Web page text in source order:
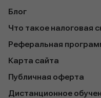
Блог
Что такое налоговая
Реферальная
Карта сайта
Публичная оферта
Дистанционное